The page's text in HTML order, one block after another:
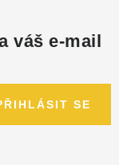
váš e-mail
SE